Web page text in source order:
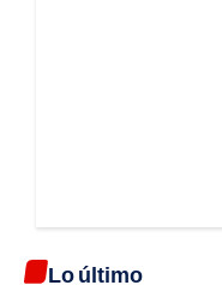
Lo último